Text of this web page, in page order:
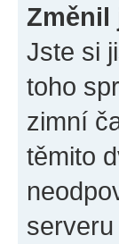
Změnil
Jste si
toho
zimní
těmito